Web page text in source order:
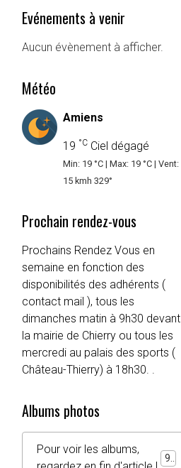
Evénements à venir
Aucun évènement à afficher.
Météo
Amiens
19 °CCiel dégagé
Min: 19 °C | Max: 19 °C | Vent:
15 kmh 329°
Prochain rendez-vous
Prochains Rendez Vous en
semaine en fonction des
disponibilités des adhérents (
contact mail ), tous les
dimanches matin à 9h30 devant
la mairie de Chierry ou tous les
mercredi au palais des sports (
Château-Thierry) à 18h30. .
Albums photos
Pour voir les albums,